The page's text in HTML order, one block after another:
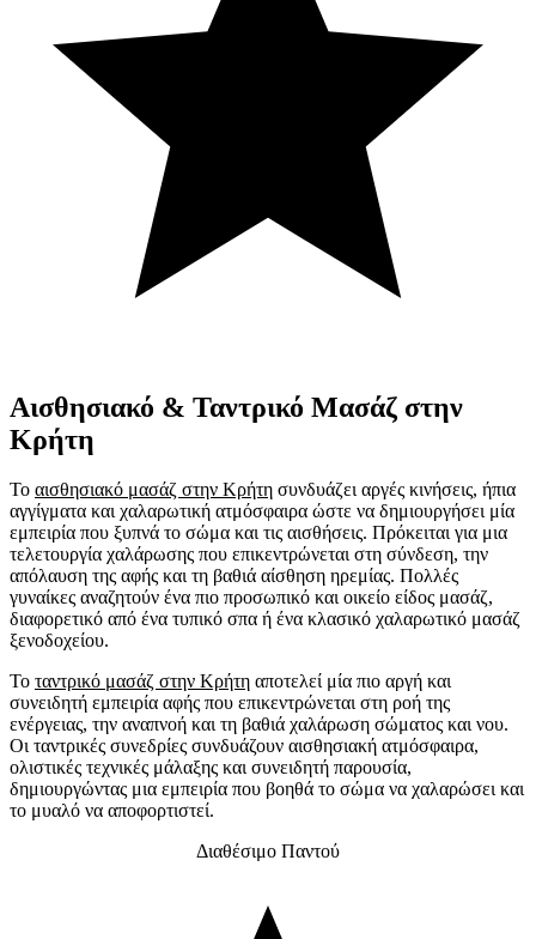
Αισθησιακό & Ταντρικό Μασάζ στην
Κρήτη
Το αισθησιακό μασάζ στην Κρήτη συνδυάζει αργές κινήσεις, ήπια
αγγίγματα και χαλαρωτική ατμόσφαιρα ώστε να δημιουργήσει μία
εμπειρία που ξυπνά το σώμα και τις αισθήσεις. Πρόκειται για μια
τελετουργία χαλάρωσης που επικεντρώνεται στη σύνδεση, την
απόλαυση της αφής και τη βαθιά αίσθηση ηρεμίας. Πολλές
γυναίκες αναζητούν ένα πιο προσωπικό και οικείο είδος μασάζ,
διαφορετικό από ένα τυπικό σπα ή ένα κλασικό χαλαρωτικό μασάζ
ξενοδοχείου.
Το ταντρικό μασάζ στην Κρήτη αποτελεί μία πιο αργή και
συνειδητή εμπειρία αφής που επικεντρώνεται στη ροή της
ενέργειας, την αναπνοή και τη βαθιά χαλάρωση σώματος και νου.
Οι ταντρικές συνεδρίες συνδυάζουν αισθησιακή ατμόσφαιρα,
ολιστικές τεχνικές μάλαξης και συνειδητή παρουσία,
δημιουργώντας μια εμπειρία που βοηθά το σώμα να χαλαρώσει και
το μυαλό να αποφορτιστεί.
Διαθέσιμο Παντού